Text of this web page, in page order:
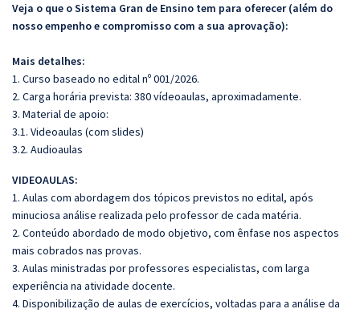
Veja o que o Sistema Gran de Ensino tem para oferecer (além do
nosso empenho e compromisso com a sua aprovação):
Mais detalhes:
1. Curso baseado no edital nº 001/2026.
2. Carga horária prevista: 380 vídeoaulas, aproximadamente.
3. Material de apoio:
3.1. Videoaulas (com slides)
3.2. Audioaulas
VIDEOAULAS:
1. Aulas com abordagem dos tópicos previstos no edital, após
minuciosa análise realizada pelo professor de cada matéria.
2. Conteúdo abordado de modo objetivo, com ênfase nos aspectos
mais cobrados nas provas.
3. Aulas ministradas por professores especialistas, com larga
experiência na atividade docente.
4. Disponibilização de aulas de exercícios, voltadas para a análise da